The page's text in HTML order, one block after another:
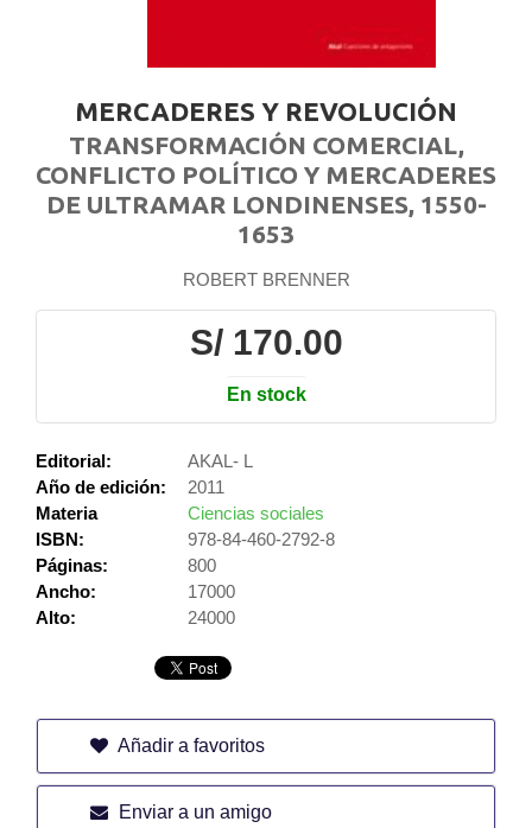
MERCADERES Y REVOLUCIÓN
TRANSFORMACIÓN COMERCIAL,
CONFLICTO POLÍTICO Y MERCADERES
DE ULTRAMAR LONDINENSES, 1550-
1653
ROBERT BRENNER
S/ 170.00
En stock
Editorial:
AKAL- L
Año de edición:
2011
Materia
Ciencias sociales
ISBN:
978-84-460-2792-8
Páginas:
800
Ancho:
17000
Alto:
24000
Añadir a favoritos
Enviar a un amigo